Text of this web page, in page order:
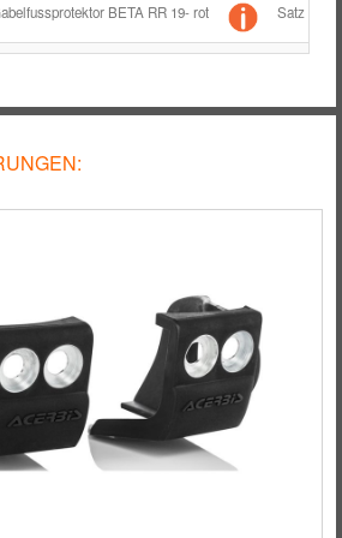
BETA RR 19- rot Satz